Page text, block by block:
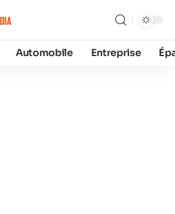
Automobile Entreprise